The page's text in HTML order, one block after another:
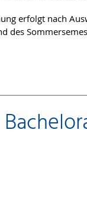
erfolgt nach
des